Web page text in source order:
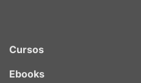
Cursos
Ebooks